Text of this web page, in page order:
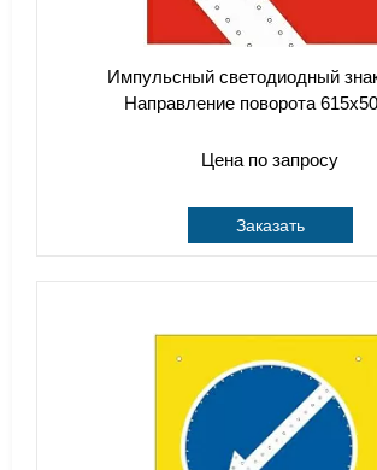
Импульсный светодиодный
Направление поворота
Цена по запросу
Заказать